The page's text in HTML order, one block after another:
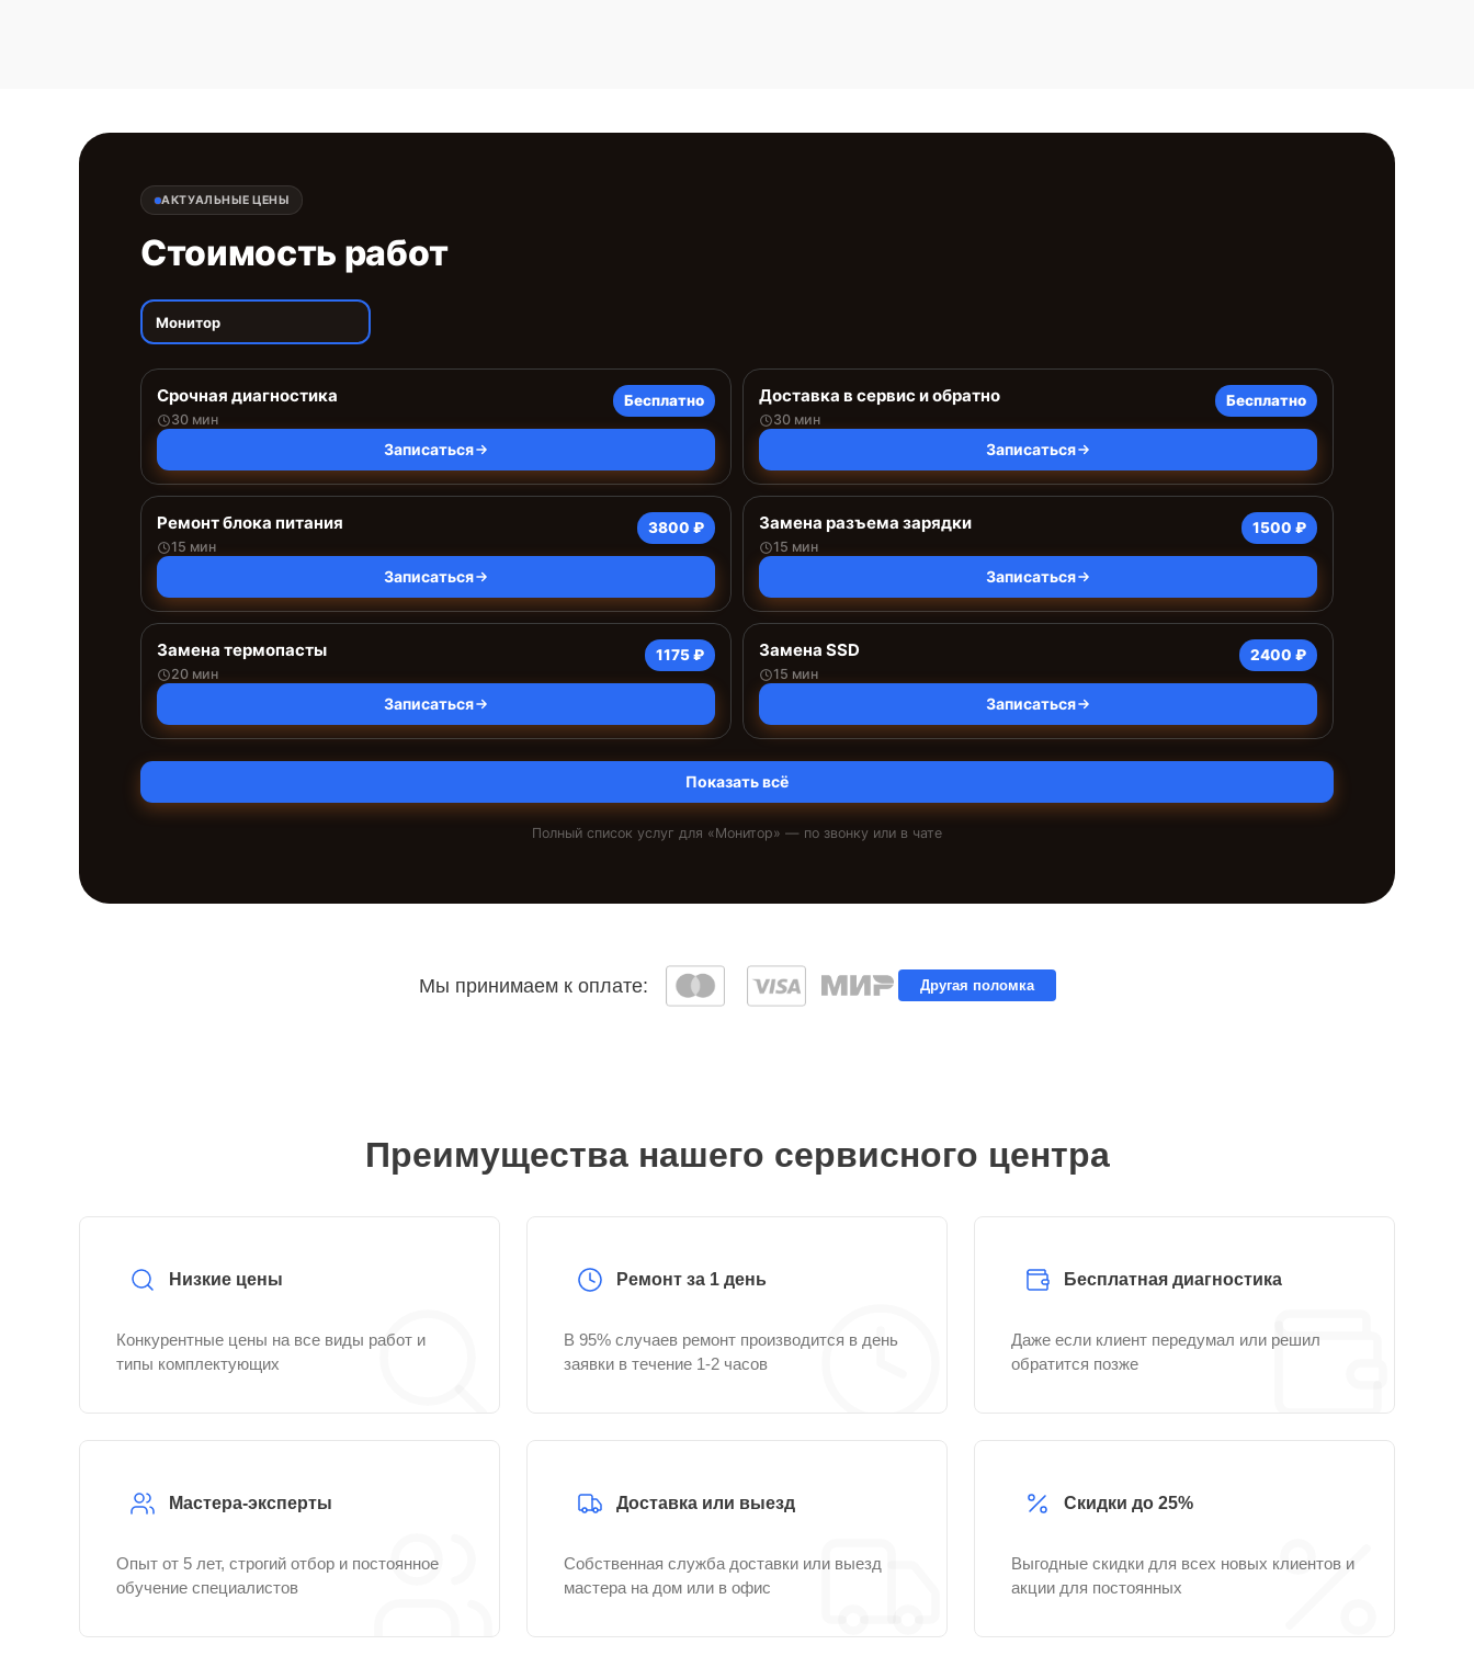
АКТУАЛЬНЫЕ ЦЕНЫ
Стоимость работ
Монитор
Срочная диагностика
30 мин
Бесплатно
Записаться
Доставка в сервис и обратно
30 мин
Бесплатно
Записаться
Ремонт блока питания
15 мин
3800 ₽
Записаться
Замена разъема зарядки
15 мин
1500 ₽
Записаться
Замена термопасты
20 мин
1175 ₽
Записаться
Замена SSD
15 мин
2400 ₽
Записаться
Показать всё
Полный список услуг для «Монитор» — по звонку или в чате
Мы принимаем к оплате: Другая поломка
Преимущества нашего сервисного центра
Низкие цены
Конкурентные цены на все виды работ и
типы комплектующих
Ремонт за 1 день
В 95% случаев ремонт производится в день
заявки в течение 1-2 часов
Бесплатная диагностика
Даже если клиент передумал или решил
обратится позже
Мастера-эксперты
Опыт от 5 лет, строгий отбор и постоянное
обучение специалистов
Доставка или выезд
Собственная служба доставки или выезд
мастера на дом или в офис
Скидки до 25%
Выгодные скидки для всех новых клиентов и
акции для постоянных